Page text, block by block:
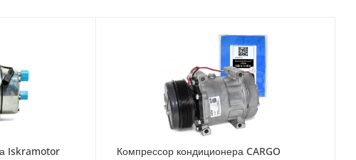
Iskramotor
Компрессор кондиционера CARGO